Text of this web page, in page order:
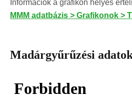
Információk a grafikon helyes
MMM adatbázis > Grafikonok >
Madárgyűrűzési